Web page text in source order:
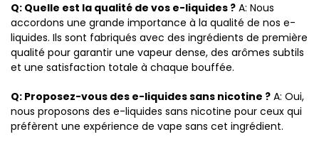
Q: Quelle est la qualité de vos e-liquides ? A: Nous
accordons une grande importance à la qualité de nos e-
liquides. Ils sont fabriqués avec des ingrédients de première
qualité pour garantir une vapeur dense, des arômes subtils
et une satisfaction totale à chaque bouffée.
Q: Proposez-vous des e-liquides sans nicotine ? A: Oui,
nous proposons des e-liquides sans nicotine pour ceux qui
préfèrent une expérience de vape sans cet ingrédient.